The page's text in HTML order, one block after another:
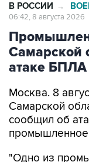
В РОССИИ →
06:42, 8 августа 2026
Самарской
атаке БПЛА
Москва. 8
Самарской
сообщил об
промышленное
"Одно из